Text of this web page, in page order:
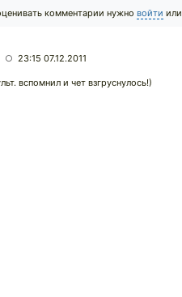
комментарии нужно войти или
○ 23:15 07.12.2011
вспомнил и чет взгруснулось!)